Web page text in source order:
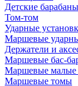
Детские барабаны
Том-том
Ударные
Маршевые
Держатели и
Маршевые бас-
Маршевые малые
Маршевые томы